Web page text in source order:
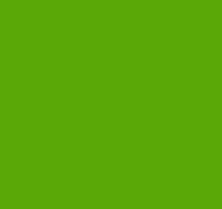
ניתן לעשות מכל דבר העומד בפני רוח, למעט סדינים
לקבל טומאה. ומחצלת של קש, שמן הסתם עשוייה
קנים שעשויה לשם סכך, כשרה לסכך בה ללא חשש.